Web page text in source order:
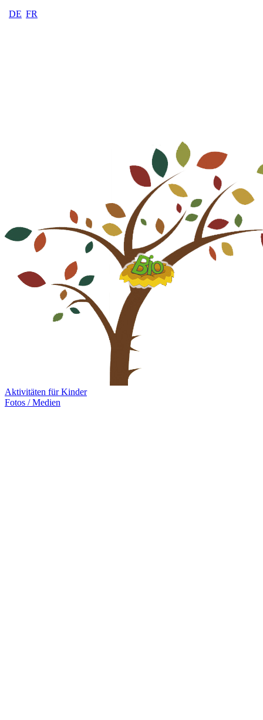
DE FR
Aktivitäten für Kinder
Fotos / Medien